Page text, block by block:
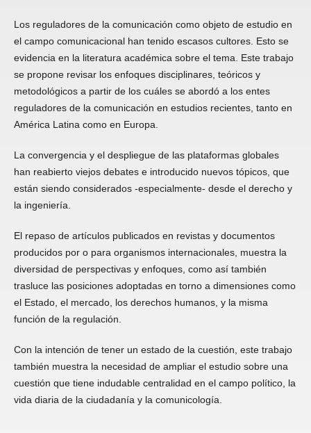
Los reguladores de la comunicación como objeto de estudio en
el campo comunicacional han tenido escasos cultores. Esto se
evidencia en la literatura académica sobre el tema. Este trabajo
se propone revisar los enfoques disciplinares, teóricos y
metodológicos a partir de los cuáles se abordó a los entes
reguladores de la comunicación en estudios recientes, tanto en
América Latina como en Europa.
La convergencia y el despliegue de las plataformas globales
han reabierto viejos debates e introducido nuevos tópicos, que
están siendo considerados -especialmente- desde el derecho y
la ingeniería.
El repaso de artículos publicados en revistas y documentos
producidos por o para organismos internacionales, muestra la
diversidad de perspectivas y enfoques, como así también
trasluce las posiciones adoptadas en torno a dimensiones como
el Estado, el mercado, los derechos humanos, y la misma
función de la regulación.
Con la intención de tener un estado de la cuestión, este trabajo
también muestra la necesidad de ampliar el estudio sobre una
cuestión que tiene indudable centralidad en el campo político, la
vida diaria de la ciudadanía y la comunicología.